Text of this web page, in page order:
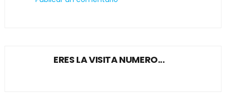
ERES LA VISITA NUMERO...